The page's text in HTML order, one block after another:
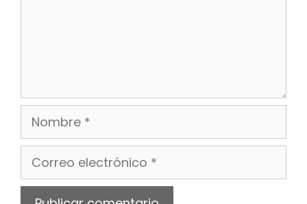
Nombre
Correo
electrónico
Web